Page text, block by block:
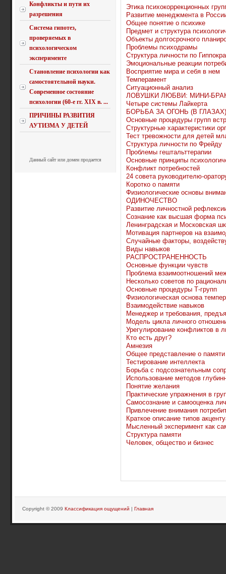
Конфликты и пути их
разрешения
Система гипотез,
проверяемых в
психологическом
эксперименте
Становление психологии как
самостоятельной науки.
Современное состояние
психологии (60-е гг. XIX в. ...
ПРИЧИНЫ РАЗВИТИЯ
АУТИЗМА У ДЕТЕЙ
Данный сайт или домен продается
Этика психокоррекционных
Развитие менеджмента в
Общее понятие о психике
Предмет и структура
Объекты долгосрочного
Проблемы психодрамы
Структура личности по
Эмоциональные реакции
Восприятие мира и себя в нем
Темперамент
Ситуационный анализ
ЛОВУШКИ ЛЮБВИ: МИНИ-
Четыре системы Лайкерта
БОРЬБА ЗА ОГОНЬ (В ГЛАЗАХ)
Основные процедуры групп
Структурные характеристики
Тест тревожности для детей
Структура личности по Фрейду
Проблемы гештальттерапии
Основные принципы
Конфликт потребностей
24 совета руководителю-
Коротко о памяти
Физиологические основы
ОДИНОЧЕСТВО
Развитие личностной
Сознание как высшая форма
Ленинградская и Московская
Мотивация партнеров на
Случайные факторы,
Виды навыков
РАСПРОСТРАНЕННОСТЬ
Основные функции чувств
Проблема взаимоотношений
Несколько советов по
Основные процедуры Т-групп
Физиологическая основа
Взаимодействие навыков
Менеджер и требования,
Модель цикла личного
Урегулирование конфликтов в
Кто есть друг?
Амнезия
Общее представление о памяти
Тестирование интеллекта
Борьба с подсознательным
Использование методов
Понятие желания
Практические упражнения в
Самосознание и самооценка
Привлечение внимания
Краткое описание типов
Мысленный эксперимент как
Структура памяти
Человек, общество и бизнес
Copyright © 2009 Классификация ощущений | Главная